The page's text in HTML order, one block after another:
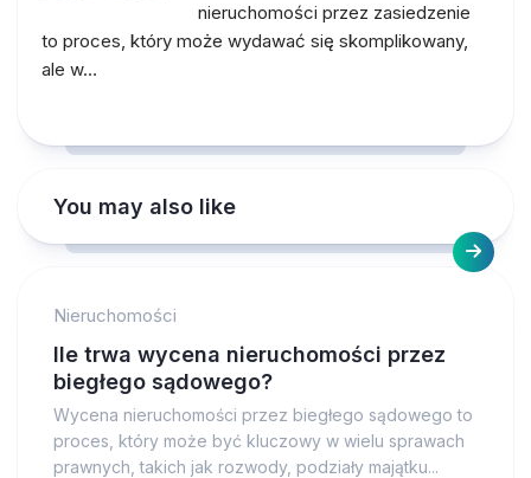
nieruchomości przez zasiedzenie
to proces, który może wydawać się skomplikowany,
ale w…
You may also like
Nieruchomości
Ile trwa wycena nieruchomości przez
biegłego sądowego?
Wycena nieruchomości przez biegłego sądowego to
proces, który może być kluczowy w wielu sprawach
prawnych, takich jak rozwody, podziały majątku...